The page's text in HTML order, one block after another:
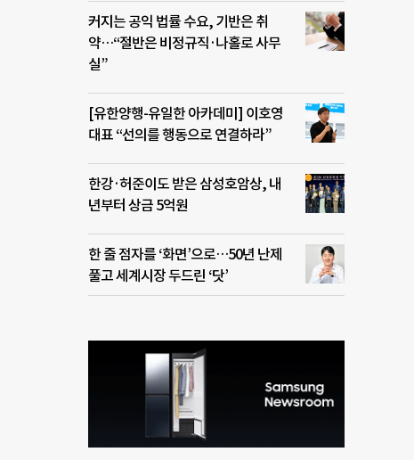
커지는 공익 법률 수요, 기반은 취
약…“절반은 비정규직·나홀로 사무
실”
[유한양행-유일한 아카데미] 이호영
대표 “선의를 행동으로 연결하라”
한강·허준이도 받은 삼성호암상, 내
년부터 상금 5억원
한 줄 점자를 ‘화면’으로…50년 난제
풀고 세계시장 두드린 ‘닷’